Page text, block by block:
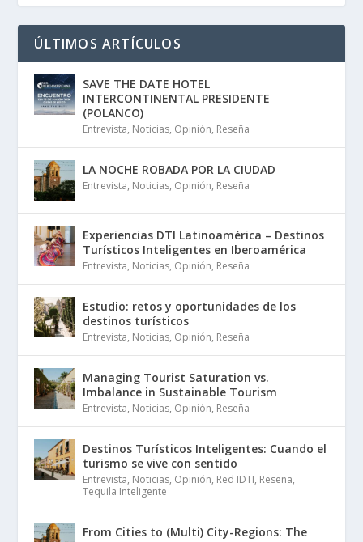
ÚLTIMOS ARTÍCULOS
SAVE THE DATE HOTEL
INTERCONTINENTAL PRESIDENTE
(POLANCO)
Entrevista, Noticias, Opinión, Reseña
LA NOCHE ROBADA POR LA CIUDAD
Entrevista, Noticias, Opinión, Reseña
Experiencias DTI Latinoamérica – Destinos
Turísticos Inteligentes en Iberoamérica
Entrevista, Noticias, Opinión, Reseña
Estudio: retos y oportunidades de los
destinos turísticos
Entrevista, Noticias, Opinión, Reseña
Managing Tourist Saturation vs.
Imbalance in Sustainable Tourism
Entrevista, Noticias, Opinión, Reseña
Destinos Turísticos Inteligentes: Cuando el
turismo se vive con sentido
Entrevista, Noticias, Opinión, Red IDTI, Reseña,
Tequila Inteligente
From Cities to (Multi) City-Regions: The